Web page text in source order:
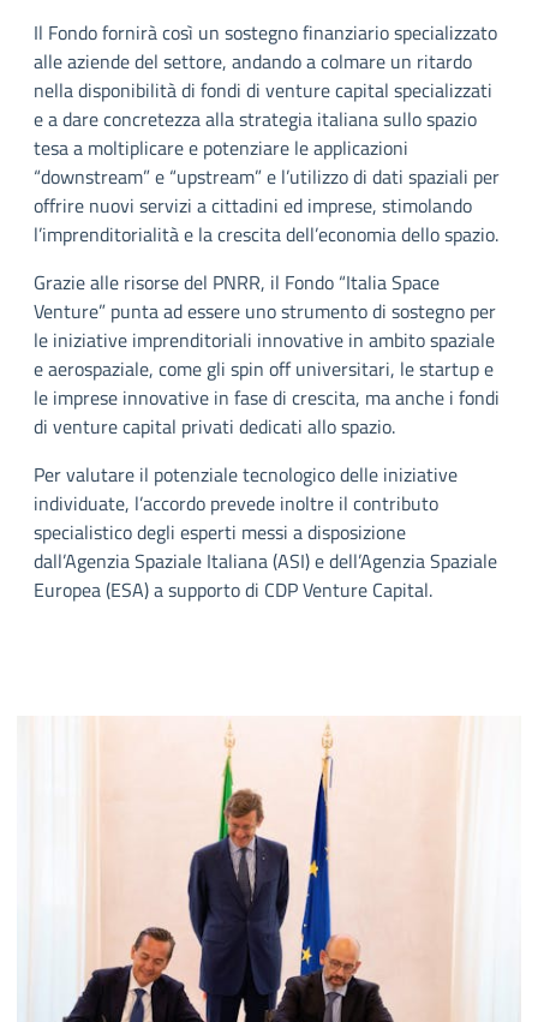
Il Fondo fornirà così un sostegno finanziario specializzato
alle aziende del settore, andando a colmare un ritardo
nella disponibilità di fondi di venture capital specializzati
e a dare concretezza alla strategia italiana sullo spazio
tesa a moltiplicare e potenziare le applicazioni
“downstream” e “upstream” e l’utilizzo di dati spaziali per
offrire nuovi servizi a cittadini ed imprese, stimolando
l’imprenditorialità e la crescita dell’economia dello spazio.
Grazie alle risorse del PNRR, il Fondo “Italia Space
Venture” punta ad essere uno strumento di sostegno per
le iniziative imprenditoriali innovative in ambito spaziale
e aerospaziale, come gli spin off universitari, le startup e
le imprese innovative in fase di crescita, ma anche i fondi
di venture capital privati dedicati allo spazio.
Per valutare il potenziale tecnologico delle iniziative
individuate, l’accordo prevede inoltre il contributo
specialistico degli esperti messi a disposizione
dall’Agenzia Spaziale Italiana (ASI) e dell’Agenzia Spaziale
Europea (ESA) a supporto di CDP Venture Capital.